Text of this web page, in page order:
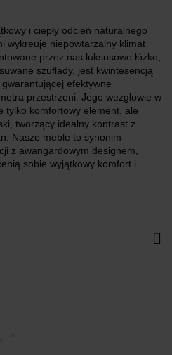
i ciepły odcień naturalnego
wykreuje niepowtarzalny klimat
przez nas luksusowe łóżko,
szuflady, jest kwintesencją
efektywne
przestrzeni. Jego wezgłowie w
tylko komfortowy element, ale
tworzący idealny kontrast z
Nasze meble to synonim
z awangardowym designem,
sobie wyjątkowy komfort i